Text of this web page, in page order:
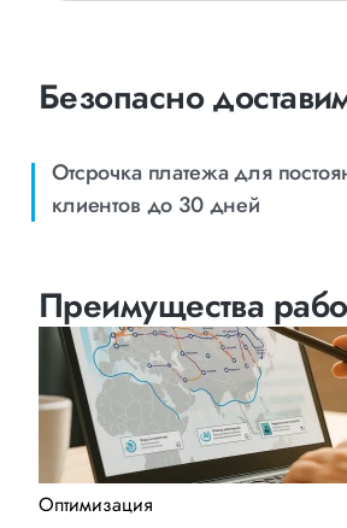
Безопасно
Отсрочка платежа для
клиентов до 30 дней
Преимущества
Оптимизация